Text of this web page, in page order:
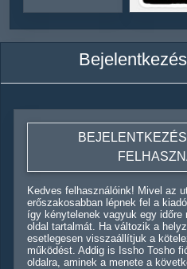
Kedves felhasználóink! Mivel az
erőszakosabban lépnek fel a
így kénytelenek vagyuk egy időre
oldal tartalmát. Ha változik a
esetlegesen visszaállítjuk a
működést. Addig is Issho Tosho
oldalra, aminek a menete a